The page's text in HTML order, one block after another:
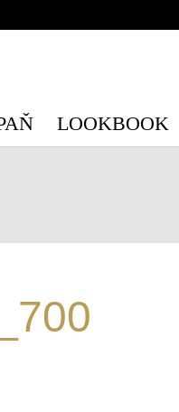
c/3/c3e89d75-6554-
c/3/c3e89d75-6554-
LOOKBOOK